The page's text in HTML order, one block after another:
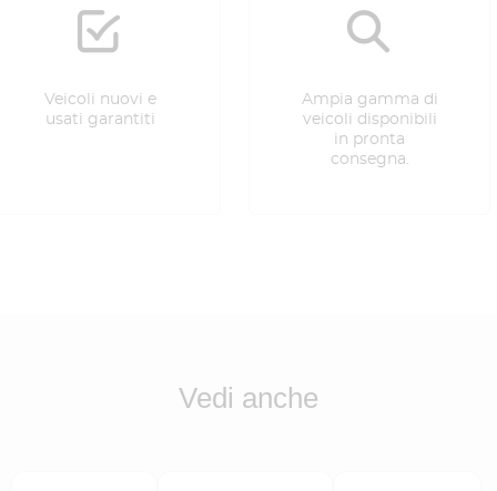
Veicoli nuovi e
usati garantiti
Ampia gamma di
veicoli disponibili
in pronta
consegna.
Vedi anche